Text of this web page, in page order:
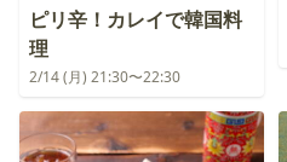
ピリ辛！カレイで韓国料
理
2/14 (月) 21:30〜22:30